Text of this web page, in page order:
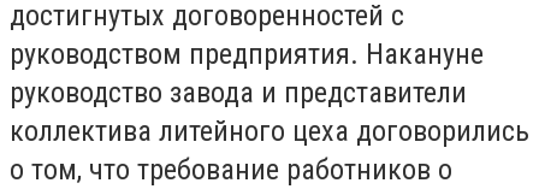
достигнутых договоренностей с
руководством предприятия. Накануне
руководство завода и представители
коллектива литейного цеха договорились
о том, что требование работников о